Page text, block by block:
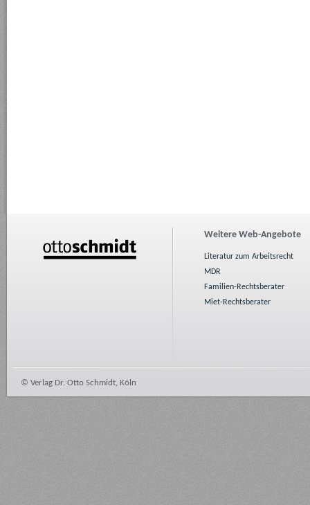
Weitere Web-Angebote
Literatur zum Arbeitsrecht
MDR
Familien-Rechtsberater
Miet-Rechtsberater
© Verlag Dr. Otto Schmidt, Köln